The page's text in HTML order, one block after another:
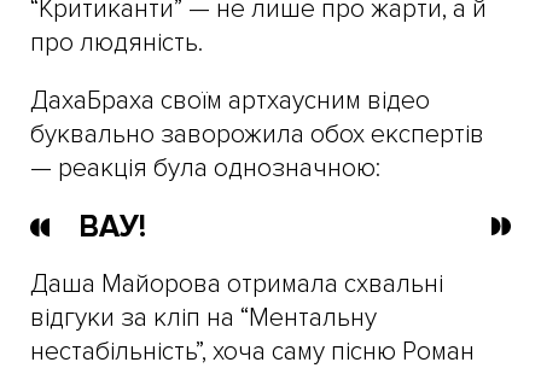
“Критиканти” — не лише про жарти, а й
про людяність.
ДахаБраха своїм артхаусним відео
буквально заворожила обох експертів
— реакція була однозначною:
ВАУ!
Даша Майорова отримала схвальні
відгуки за кліп на “Ментальну
нестабільність”, хоча саму пісню Роман